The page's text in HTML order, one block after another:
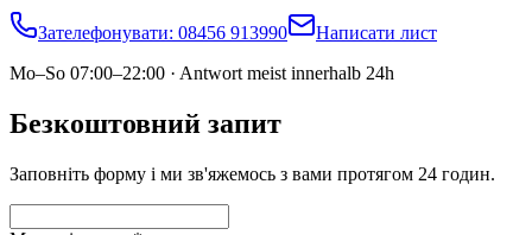
Зателефонувати: 08456 913990
Написати лист
Mo–So 07:00–22:00 · Antwort meist innerhalb 24h
Безкоштовний запит
Заповніть форму і ми зв'яжемось з вами протягом 24 годин.